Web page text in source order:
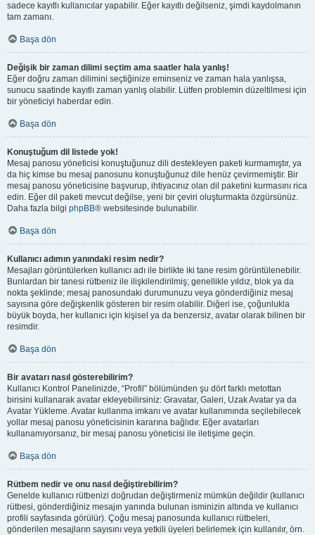
sadece kayıtlı kullanıcılar yapabilir. Eğer kayıtlı değilseniz, şimdi kaydolmanın
tam zamanı.
Başa dön
Değişik bir zaman dilimi seçtim ama saatler hala yanlış!
Eğer doğru zaman dilimini seçtiğinize eminseniz ve zaman hala yanlışsa,
sunucu saatinde kayıtlı zaman yanlış olabilir. Lütfen problemin düzeltilmesi için
bir yöneticiyi haberdar edin.
Başa dön
Konuştuğum dil listede yok!
Mesaj panosu yöneticisi konuştuğunuz dili destekleyen paketi kurmamıştır, ya
da hiç kimse bu mesaj panosunu konuştuğunuz dile henüz çevirmemiştir. Bir
mesaj panosu yöneticisine başvurup, ihtiyacınız olan dil paketini kurmasını rica
edin. Eğer dil paketi mevcut değilse, yeni bir çeviri oluşturmakta özgürsünüz.
Daha fazla bilgi phpBB® websitesinde bulunabilir.
Başa dön
Kullanıcı adımın yanındaki resim nedir?
Mesajları görüntülerken kullanıcı adı ile birlikte iki tane resim görüntülenebilir.
Bunlardan bir tanesi rütbeniz ile ilişkilendirilmiş; genellikle yıldız, blok ya da
nokta şeklinde; mesaj panosundaki durumunuzu veya gönderdiğiniz mesaj
sayısına göre değişkenlik gösteren bir resim olabilir. Diğeri ise, çoğunlukla
büyük boyda, her kullanıcı için kişisel ya da benzersiz, avatar olarak bilinen bir
resimdir.
Başa dön
Bir avatarı nasıl gösterebilirim?
Kullanıcı Kontrol Panelinizde, “Profil” bölümünden şu dört farklı metottan
birisini kullanarak avatar ekleyebilirsiniz: Gravatar, Galeri, Uzak Avatar ya da
Avatar Yükleme. Avatar kullanma imkanı ve avatar kullanımında seçilebilecek
yollar mesaj panosu yöneticisinin kararına bağlıdır. Eğer avatarları
kullanamıyorsanız, bir mesaj panosu yöneticisi ile iletişime geçin.
Başa dön
Rütbem nedir ve onu nasıl değiştirebilirim?
Genelde kullanıcı rütbenizi doğrudan değiştirmeniz mümkün değildir (kullanıcı
rütbesi, gönderdiğiniz mesajın yanında bulunan isminizin altında ve kullanıcı
profili sayfasında görülür). Çoğu mesaj panosunda kullanıcı rütbeleri,
gönderilen mesajların sayısını veya yetkili üyeleri belirlemek için kullanılır, örn.